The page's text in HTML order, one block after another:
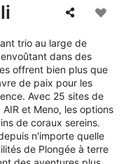
trio au large de
dans des
offrent bien plus que
de paix pour les
Avec 25 sites de
et Meno, les options
de coraux sereins.
n'importe quelle
de Plongée à terre